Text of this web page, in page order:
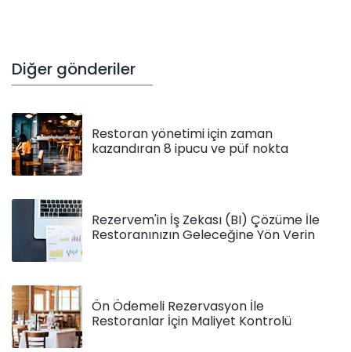
Diğer gönderiler
Restoran yönetimi için zaman
kazandıran 8 ipucu ve püf nokta
Rezervem'in İş Zekası (BI) Çözüme İle
Restoranınızın Geleceğine Yön Verin
Ön Ödemeli Rezervasyon İle
Restoranlar İçin Maliyet Kontrolü